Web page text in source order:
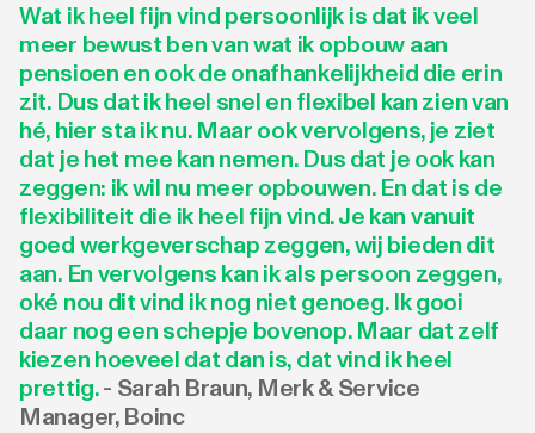
Wat ik heel fijn vind persoonlijk is dat ik veel
meer bewust ben van wat ik opbouw aan
pensioen en ook de onafhankelijkheid die erin
zit. Dus dat ik heel snel en flexibel kan zien van
hé, hier sta ik nu. Maar ook vervolgens, je ziet
dat je het mee kan nemen. Dus dat je ook kan
zeggen: ik wil nu meer opbouwen. En dat is de
flexibiliteit die ik heel fijn vind. Je kan vanuit
goed werkgeverschap zeggen, wij bieden dit
aan. En vervolgens kan ik als persoon zeggen,
oké nou dit vind ik nog niet genoeg. Ik gooi
daar nog een schepje bovenop. Maar dat zelf
kiezen hoeveel dat dan is, dat vind ik heel
prettig.- Sarah Braun, Merk & Service
Manager, Boinc